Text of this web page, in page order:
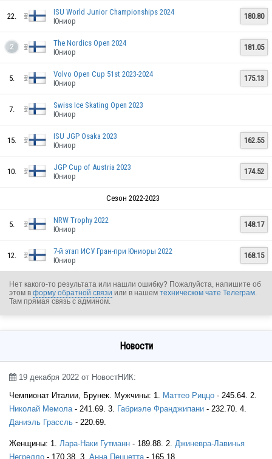
FIN
FIN
FIN
FIN
FIN
FIN
22.
ISU World Junior Championships 2024
Юниор
180.80
2
The Nordics Open 2024
Юниор
181.05
5.
Volvo Open Cup 51st 2023-2024
Юниор
175.13
7.
Swiss Ice Skating Open 2023
Юниор
15.
ISU JGP Osaka 2023
Юниор
162.55
10.
JGP Cup of Austria 2023
Юниор
174.52
Сезон 2022-2023
5.
NRW Trophy 2022
Юниор
148.17
12.
7-й этап ИСУ Гран-при Юниоры 2022
Юниор
168.15
Нет какого-то результата или нашли ошибку? Пожалуйста, напишите об
этом в форму обратной связи или в нашем техническом чате Телеграм
Там прямая связь с админом.
Новости
 19 декабря 2022 от НовостНИК:
Чемпионат Италии, Брунек. Мужчины: 1. Маттео Риццо - 245.64. 2.
Николай Мемола - 241.69. 3. Габриэле Франджипани - 232.70. 4.
Даниэль Грассль - 220.69.
Женщины: 1. Лара-Наки Гутманн - 189.88. 2. Джиневра-Лавинья
Негрелло - 170.38. 3. Анна Пеццетта - 165.18.